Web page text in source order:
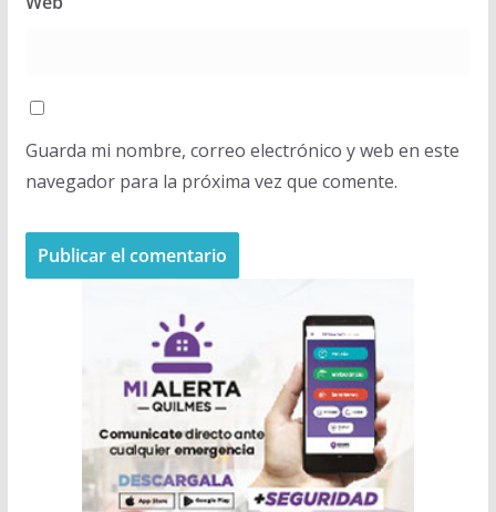
Guarda mi nombre, correo electrónico y web en este
navegador para la próxima vez que comente.